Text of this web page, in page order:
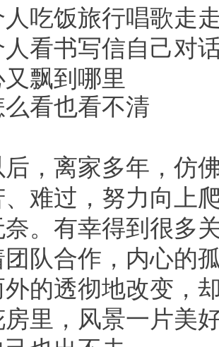
吃饭旅行唱歌走
看书写信自己对
飘到哪里
看也看不清
，离家多年，仿
难过，努力向上
奈。有幸得到很多
队合作，内心的
外的透彻地改变，
里，风景一片美